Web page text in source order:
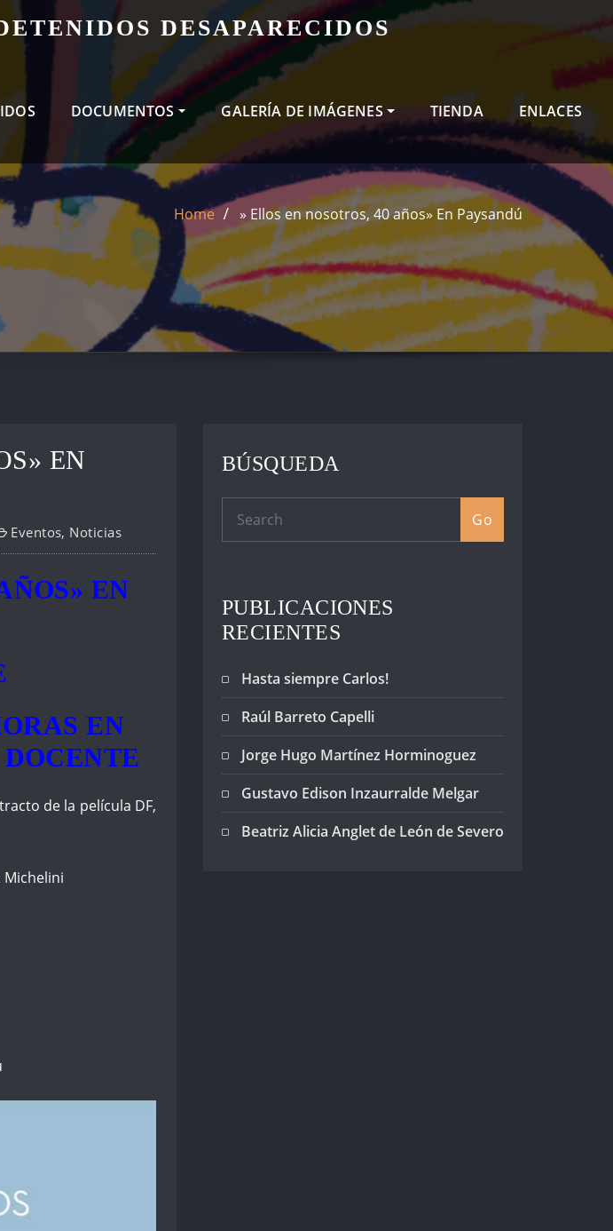
DESAPARECIDOS
DOCUMENTOS GALERÍA DE IMÁGENES TIENDA ENLACES
Home » Ellos en nosotros, 40 años» En Paysandú
EN
Eventos, Noticias
EN
EN
de la película DF,
Michelini
BÚSQUEDA
Go
PUBLICACIONES
RECIENTES
Hasta siempre Carlos!
Raúl Barreto Capelli
Jorge Hugo Martínez Horminoguez
Gustavo Edison Inzaurralde Melgar
Beatriz Alicia Anglet de León de Severo